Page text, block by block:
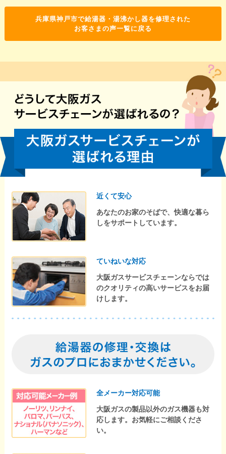
兵庫県神戸市で給湯器・湯沸かし器を修理された
お客さまの声一覧に戻る
近くて安心
あなたのお家のそばで、快適な暮ら
しをサポートしています。
ていねいな対応
大阪ガスサービスチェーンならでは
のクオリティの高いサービスをお届
けします。
全メーカー対応可能
大阪ガスの製品以外のガス機器も対
応します。お気軽にご相談くださ
い。